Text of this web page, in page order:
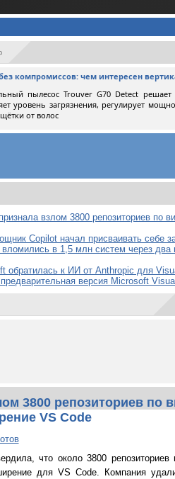
компромиссов: чем интересен
пылесос Trouver G70 Detect
уровень загрязнения, регулирует
от волос
взлом 3800 репозиториев по
Copilot начал присваивать себе
в 1,5 млн систем через
обратилась к ИИ от Anthropic для
версия Microsoft
3800 репозиториев по
VS Code
что около 3800
для VS Code. Компания